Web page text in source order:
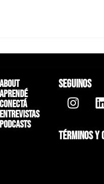
About
Aprendé
Conectá
Entrevistas
Podcasts
SEGUINOS
TÉRMINOS Y